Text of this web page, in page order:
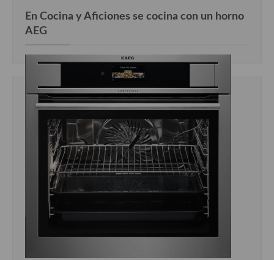
En Cocina y Aficiones se cocina con un horno
AEG